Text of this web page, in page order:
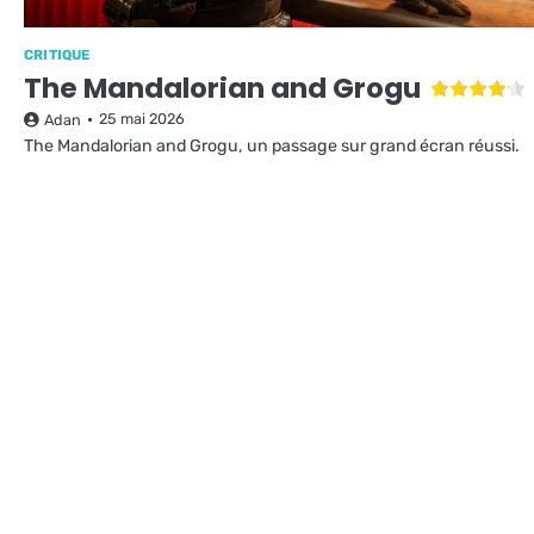
CRITIQUE
The Mandalorian and Grogu
Adan 25 mai 2026
The Mandalorian and Grogu, un passage sur grand écran réussi.